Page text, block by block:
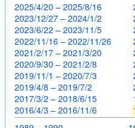
2025/4/20 – 2025/8/16
2023/12/27 – 2024/1/2
2023/6/22 – 2023/11/5
2022/11/16 – 2022/11/26
2021/2/17 – 2021/3/20
2020/9/30 – 2021/2/8
2019/11/1 – 2020/7/3
2019/4/8 – 2019/7/2
2017/3/2 – 2018/6/15
2016/4/3 – 2016/11/6